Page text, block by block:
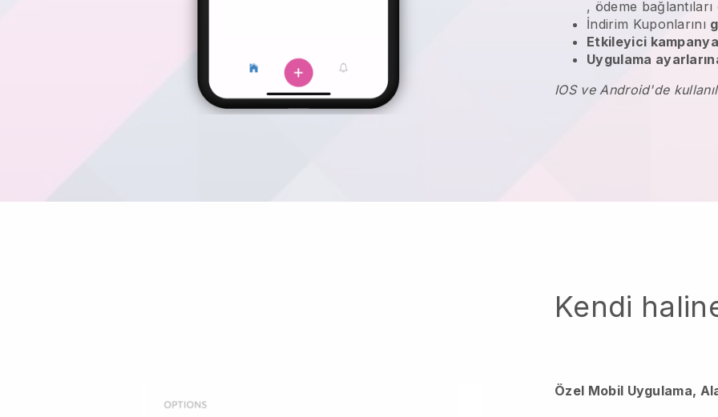
, ödeme
İndirim Kuponlarını
Etkileyici
Uygulama
IOS ve Android'de
Kendi
Özel Mobil Uygulama,